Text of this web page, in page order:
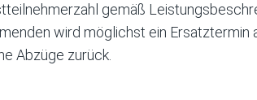
gemäß
wird möglichst ein Ersatztermin
Abzüge zurück.